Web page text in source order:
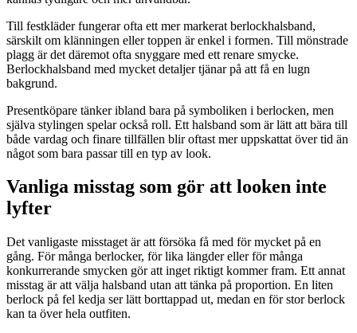
Till festkläder fungerar ofta ett mer markerat berlockhalsband,
särskilt om klänningen eller toppen är enkel i formen. Till mönstrade
plagg är det däremot ofta snyggare med ett renare smycke.
Berlockhalsband med mycket detaljer tjänar på att få en lugn
bakgrund.
Presentköpare tänker ibland bara på symboliken i berlocken, men
själva stylingen spelar också roll. Ett halsband som är lätt att bära till
både vardag och finare tillfällen blir oftast mer uppskattat över tid än
något som bara passar till en typ av look.
Vanliga misstag som gör att looken inte
lyfter
Det vanligaste misstaget är att försöka få med för mycket på en
gång. För många berlocker, för lika längder eller för många
konkurrerande smycken gör att inget riktigt kommer fram. Ett annat
misstag är att välja halsband utan att tänka på proportion. En liten
berlock på fel kedja ser lätt borttappad ut, medan en för stor berlock
kan ta över hela outfiten.